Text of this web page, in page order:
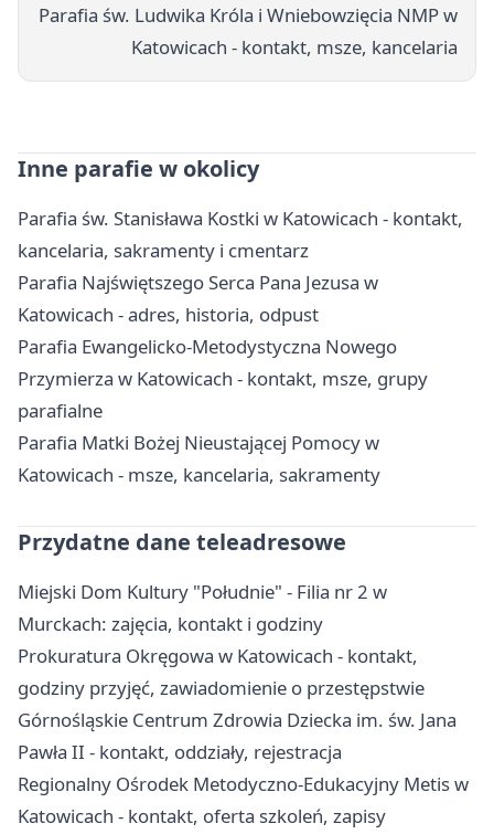
Parafia św. Ludwika Króla i Wniebowzięcia NMP w
Katowicach - kontakt, msze, kancelaria
Inne parafie w okolicy
Parafia św. Stanisława Kostki w Katowicach - kontakt,
kancelaria, sakramenty i cmentarz
Parafia Najświętszego Serca Pana Jezusa w
Katowicach - adres, historia, odpust
Parafia Ewangelicko-Metodystyczna Nowego
Przymierza w Katowicach - kontakt, msze, grupy
parafialne
Parafia Matki Bożej Nieustającej Pomocy w
Katowicach - msze, kancelaria, sakramenty
Przydatne dane teleadresowe
Miejski Dom Kultury "Południe" - Filia nr 2 w
Murckach: zajęcia, kontakt i godziny
Prokuratura Okręgowa w Katowicach - kontakt,
godziny przyjęć, zawiadomienie o przestępstwie
Górnośląskie Centrum Zdrowia Dziecka im. św. Jana
Pawła II - kontakt, oddziały, rejestracja
Regionalny Ośrodek Metodyczno-Edukacyjny Metis w
Katowicach - kontakt, oferta szkoleń, zapisy